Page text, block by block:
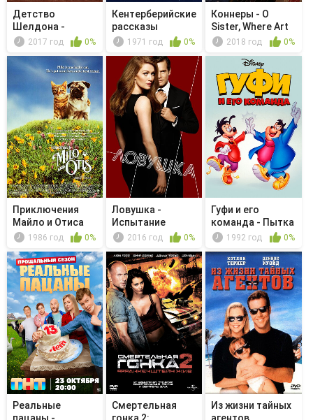
Детство
Шелдона -
Динамика семьи
2017 год 0%
Кентерберийские
рассказы
1971 год 0%
Коннеры - O
Sister, Where Art
Thou?2018 год 0%
Приключения
Майло и Отиса
1986 год 0%
Ловушка -
Испытание
2016 год 0%
Гуфи и его
команда - Пытка
арифметикой
1992 год 0%
Реальные
Смертельная
Из жизни тайных